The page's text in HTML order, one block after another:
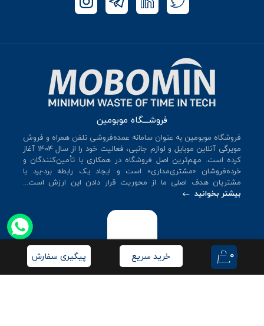
فروشـــگاه موبومین
فروشگاه موبومین به عنوان سامانه عمده‌فروشی تلفن همراه و فروش
مویرگی آنلاین موبایل و لوازم جانبی، فعالیت خود را از سال 140۴ آغاز
کرده است. مهم‌ترین اصل فروشگاه در همکاری با تأمین‌کنندگان و
خرده‌فروشان «مشتری‌مداری» است و ایجاد یک رابطه برد-برد با
مشتریان هدف اصلی ما از محوریت قرار دادن این ارزش است...
بیشتر بخوانید
0 خرید سریع پیگیری سفارش